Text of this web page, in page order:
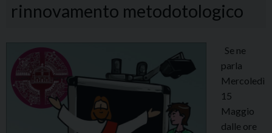
soluzioni
rinnovamento metodotologico
Se ne
parla
Mercoledì
15
Maggio
dalle ore